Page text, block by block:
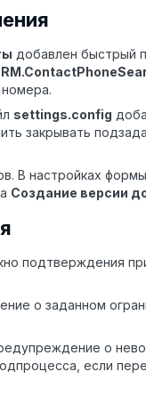
добавлен быстрый
settings.config
закрывать
В настройках
Создание версии
подтверждения
о заданном
о
если